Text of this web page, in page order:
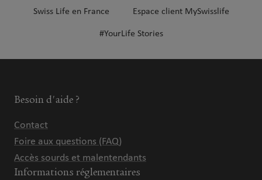
Swiss Life en France Espace client MySwisslife
#YourLife Stories
Besoin d'aide ?
Contact
Foire aux questions (FAQ)
Accès sourds et malentendants
Informations réglementaires